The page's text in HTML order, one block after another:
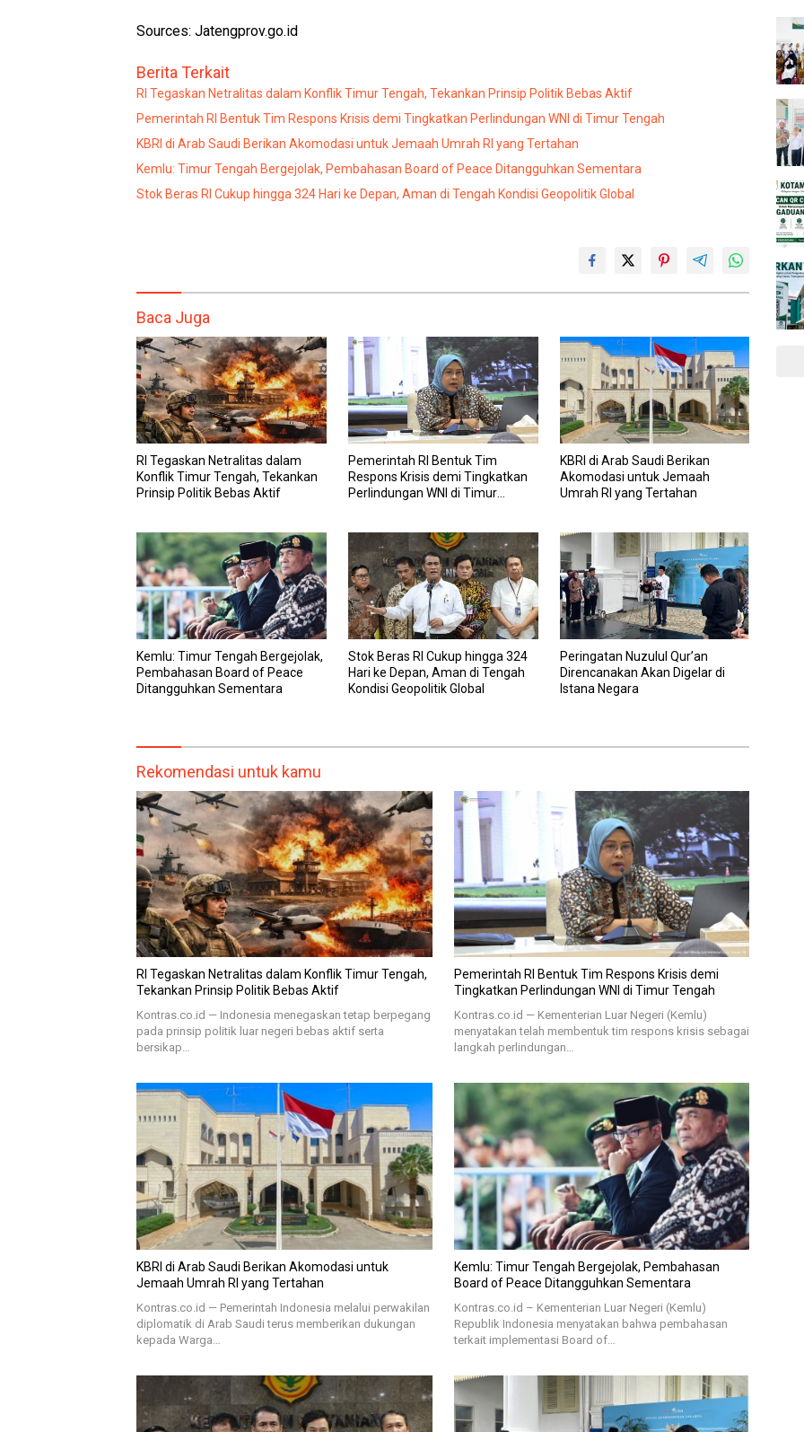
Sources: Jatengprov.go.id
Berita Terkait
RI Tegaskan Netralitas dalam Konflik Timur Tengah, Tekankan Prinsip Politik Bebas Aktif
Pemerintah RI Bentuk Tim Respons Krisis demi Tingkatkan Perlindungan WNI di Timur Tengah
KBRI di Arab Saudi Berikan Akomodasi untuk Jemaah Umrah RI yang Tertahan
Kemlu: Timur Tengah Bergejolak, Pembahasan Board of Peace Ditangguhkan Sementara
Stok Beras RI Cukup hingga 324 Hari ke Depan, Aman di Tengah Kondisi Geopolitik Global
Baca Juga
RI Tegaskan Netralitas dalam
Konflik Timur Tengah, Tekankan
Prinsip Politik Bebas Aktif
Pemerintah RI Bentuk Tim
Respons Krisis demi Tingkatkan
Perlindungan WNI di Timur
KBRI di Arab Saudi Berikan
Akomodasi untuk Jemaah
Umrah RI yang Tertahan
Kemlu: Timur Tengah Bergejolak,
Pembahasan Board of Peace
Ditangguhkan Sementara
Stok Beras RI Cukup hingga 324
Hari ke Depan, Aman di Tengah
Kondisi Geopolitik Global
Peringatan Nuzulul Qur’an
Direncanakan Akan Digelar di
Istana Negara
Rekomendasi untuk kamu
RI Tegaskan Netralitas dalam Konflik Timur Tengah,
Tekankan Prinsip Politik Bebas Aktif
Kontras.co.id — Indonesia menegaskan tetap berpegang
pada prinsip politik luar negeri bebas aktif serta
bersikap…
Pemerintah RI Bentuk Tim Respons Krisis demi
Tingkatkan Perlindungan WNI di Timur Tengah
Kontras.co.id — Kementerian Luar Negeri (Kemlu)
menyatakan telah membentuk tim respons krisis sebagai
langkah perlindungan…
KBRI di Arab Saudi Berikan Akomodasi untuk
Jemaah Umrah RI yang Tertahan
Kontras.co.id — Pemerintah Indonesia melalui perwakilan
diplomatik di Arab Saudi terus memberikan dukungan
kepada Warga…
Kemlu: Timur Tengah Bergejolak, Pembahasan
Board of Peace Ditangguhkan Sementara
Kontras.co.id – Kementerian Luar Negeri (Kemlu)
Republik Indonesia menyatakan bahwa pembahasan
terkait implementasi Board of…